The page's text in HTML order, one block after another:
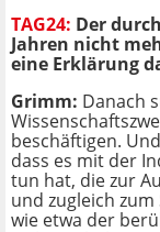
TAG24: Der
Jahren nicht
eine Erklärung
Grimm: Danach
beschäftigen.
dass es mit der
tun hat, die zur
und zugleich
wie etwa der